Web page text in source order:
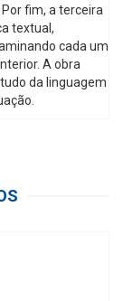
fim, a terceira
textual,
cada um
A obra
da linguagem